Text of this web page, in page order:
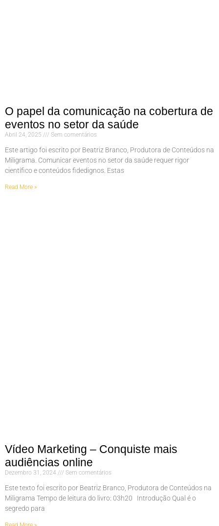
O papel da comunicação na cobertura de
eventos no setor da saúde
Abril 24, 2025 Sem comentários
Este artigo foi escrito por Beatriz Branco, Produtora de Conteúdos na
Miligrama. Comunicar eventos no setor da saúde requer rigor
científico e conteúdos fidedignos. Estas
Read More »
Vídeo Marketing – Conquiste mais
audiências online
Dezembro 31, 2024 Sem comentários
Este texto foi escrito por Beatriz Branco, Produtora de Conteúdos na
Miligrama Tempo de leitura do livro: 03h20 Introdução Qual é o
segredo para